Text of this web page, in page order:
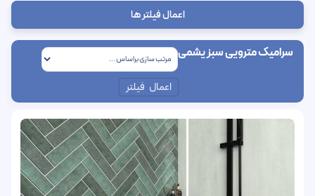
اعمال فیلتر ها
سرامیک مترویی سبز یشمی
اعمال فیلتر